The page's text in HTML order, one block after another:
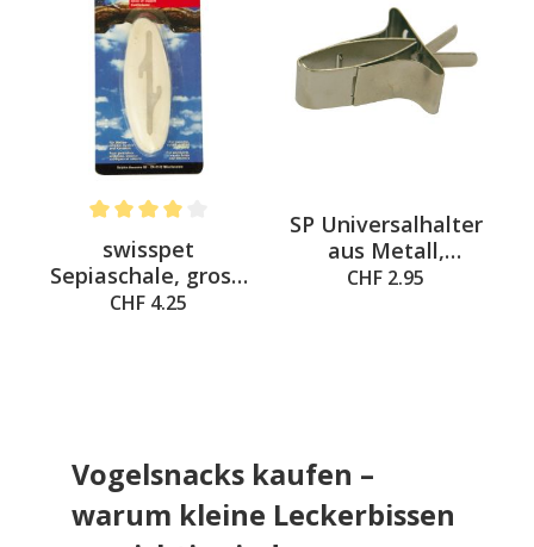
Average rating of 4 out of 5 stars
swisspet
Sepiaschale, gross:
16.5x5cm
CHF 4.25
SP Universalhalter
aus Metall,
3x1.5x5cm
CHF 2.95
Vogelsnacks kaufen –
warum kleine Leckerbissen